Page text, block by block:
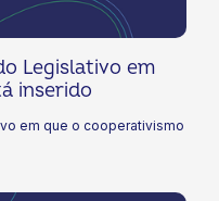
Legislativo em
inserido
em que o cooperativismo